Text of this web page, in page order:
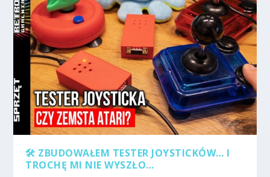
🛠️ ZBUDOWAŁEM TESTER JOYSTICKÓW… I
TROCHĘ MI NIE WYSZŁO…